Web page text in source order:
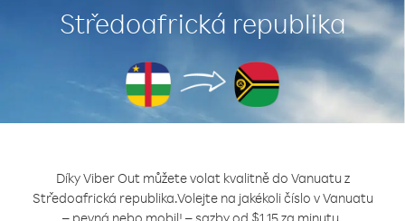
Středoafrická republika
Díky Viber Out můžete volat kvalitně do Vanuatu z
Středoafrická republika.Volejte na jakékoli číslo v Vanuatu